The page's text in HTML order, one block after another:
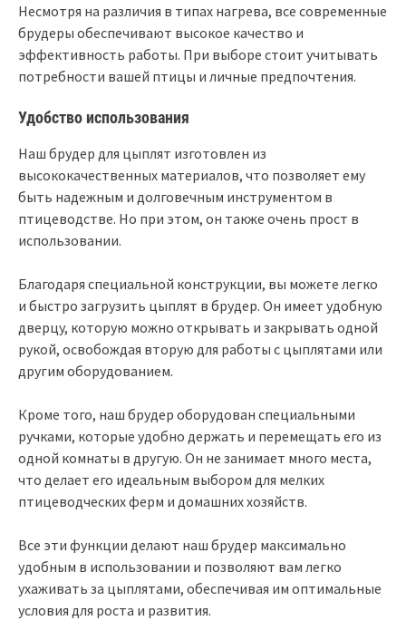
Несмотря на различия в типах нагрева, все современные
брудеры обеспечивают высокое качество и
эффективность работы. При выборе стоит учитывать
потребности вашей птицы и личные предпочтения.
Удобство использования
Наш брудер для цыплят изготовлен из
высококачественных материалов, что позволяет ему
быть надежным и долговечным инструментом в
птицеводстве. Но при этом, он также очень прост в
использовании.
Благодаря специальной конструкции, вы можете легко
и быстро загрузить цыплят в брудер. Он имеет удобную
дверцу, которую можно открывать и закрывать одной
рукой, освобождая вторую для работы с цыплятами или
другим оборудованием.
Кроме того, наш брудер оборудован специальными
ручками, которые удобно держать и перемещать его из
одной комнаты в другую. Он не занимает много места,
что делает его идеальным выбором для мелких
птицеводческих ферм и домашних хозяйств.
Все эти функции делают наш брудер максимально
удобным в использовании и позволяют вам легко
ухаживать за цыплятами, обеспечивая им оптимальные
условия для роста и развития.